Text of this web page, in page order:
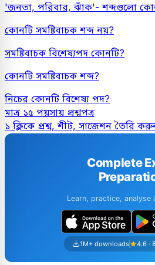
'জনতা, পরিবার, ঝাঁক'- শব্দগুলো
কোনটি সমষ্টিবাচক শব্দ নয়?
সমষ্টিবাচক বিশেষ্যপদ কোনটি?
কোনটি সমষ্টিবাচক শব্দ?
নিচের কোনটি বিশেষ্য পদ?
মাত্র ১৫ পয়সায় প্রশ্নপত্র
১ ক্লিকে প্রশ্ন, শীট, সাজেশন তৈরি
Complete
Learn, practice, analyse
1M+ downloads 4.6 ·